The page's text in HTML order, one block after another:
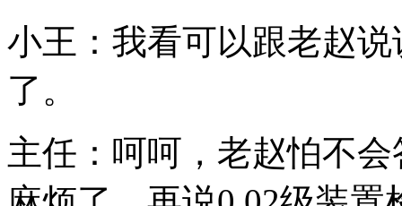
小王：我看可以跟老赵
了。
主任：呵呵，老赵怕不